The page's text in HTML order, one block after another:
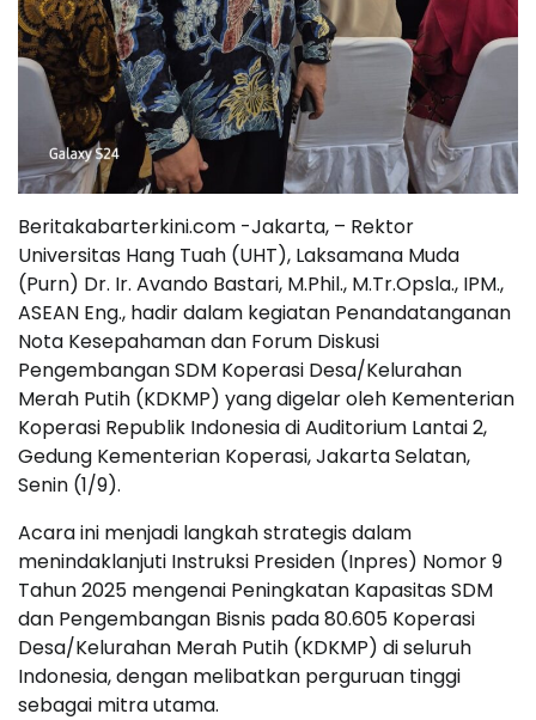
Beritakabarterkini.com -Jakarta, – Rektor
Universitas Hang Tuah (UHT), Laksamana Muda
(Purn) Dr. Ir. Avando Bastari, M.Phil., M.Tr.Opsla., IPM.,
ASEAN Eng., hadir dalam kegiatan Penandatanganan
Nota Kesepahaman dan Forum Diskusi
Pengembangan SDM Koperasi Desa/Kelurahan
Merah Putih (KDKMP) yang digelar oleh Kementerian
Koperasi Republik Indonesia di Auditorium Lantai 2,
Gedung Kementerian Koperasi, Jakarta Selatan,
Senin (1/9).
Acara ini menjadi langkah strategis dalam
menindaklanjuti Instruksi Presiden (Inpres) Nomor 9
Tahun 2025 mengenai Peningkatan Kapasitas SDM
dan Pengembangan Bisnis pada 80.605 Koperasi
Desa/Kelurahan Merah Putih (KDKMP) di seluruh
Indonesia, dengan melibatkan perguruan tinggi
sebagai mitra utama.